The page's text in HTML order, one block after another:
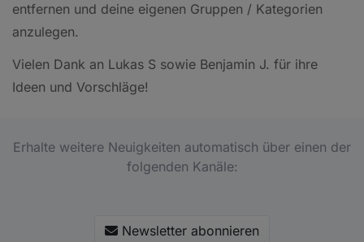
entfernen und deine eigenen Gruppen / Kategorien
anzulegen.
Vielen Dank an Lukas S sowie Benjamin J. für ihre
Ideen und Vorschläge!
Erhalte weitere Neuigkeiten automatisch über einen der
folgenden Kanäle:
Newsletter abonnieren